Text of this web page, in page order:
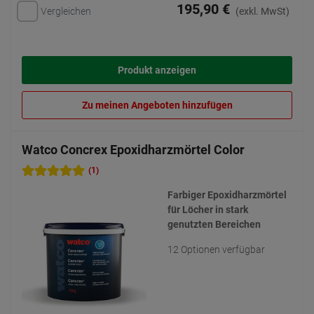
Vergleichen 195,90 € (exkl. MwSt)
Produkt anzeigen
Zu meinen Angeboten hinzufügen
Watco Concrex Epoxidharzmörtel Color
(1)
Farbiger Epoxidharzmörtel
für Löcher in stark
genutzten Bereichen
12 Optionen verfügbar